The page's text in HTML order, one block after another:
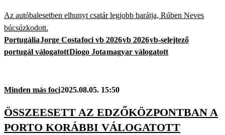
Az autóbalesetben elhunyt csatár legjobb barátja, Rúben Neves
búcsúzkodott.
PortugáliaJorge Costafoci vb 2026vb 2026vb-selejtező
portugál válogatottDiogo Jotamagyar válogatott
Minden más foci2025.08.05. 15:50
ÖSSZEESETT AZ EDZŐKÖZPONTBAN A
PORTO KORÁBBI VÁLOGATOTT